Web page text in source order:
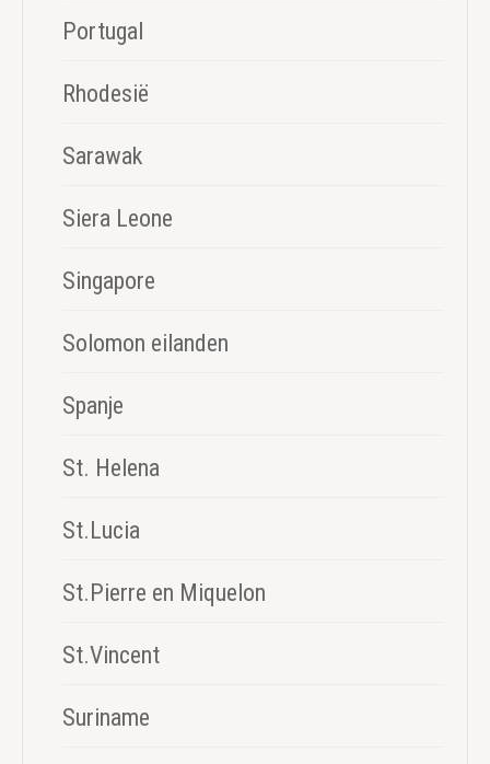
Portugal
Rhodesië
Sarawak
Siera Leone
Singapore
Solomon eilanden
Spanje
St. Helena
St.Lucia
St.Pierre en Miquelon
St.Vincent
Suriname